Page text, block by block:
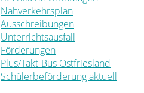
Nahverkehrsplan
Ausschreibungen
Unterrichtsausfall
Förderungen
Plus/Takt-Bus Ostfriesland
Schülerbeförderung aktuell